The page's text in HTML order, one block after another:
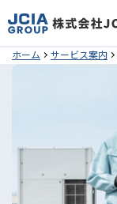
ホーム サービス案内